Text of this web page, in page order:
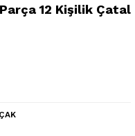
12 Kişilik Çatal